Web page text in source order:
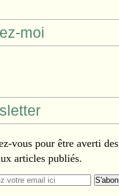
moi
vous pour être averti des
articles publiés.